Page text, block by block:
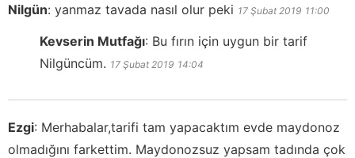
Nilgün: yanmaz tavada nasıl olur peki 17 Şubat 2019 11:00
Kevserin Mutfağı: Bu fırın için uygun bir tarif
Nilgüncüm. 17 Şubat 2019 14:04
Ezgi: Merhabalar,tarifi tam yapacaktım evde maydonoz
olmadığını farkettim. Maydonozsuz yapsam tadında çok